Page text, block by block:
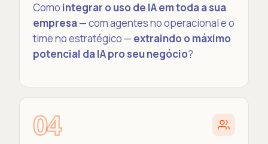
Como integrar o uso de IA em toda a sua
empresa— com agentes no operacional e o
time no estratégico — extraindo o máximo
potencial da IA pro seu negócio?
04